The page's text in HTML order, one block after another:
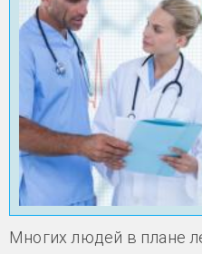
Многих людей в плане